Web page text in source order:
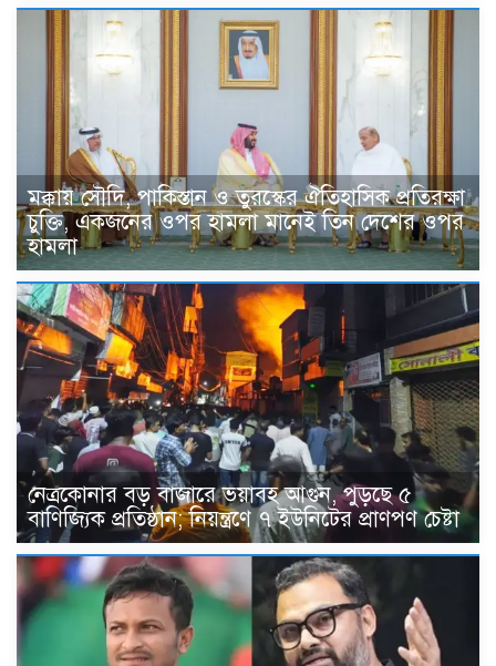
মক্কায় সৌদি, পাকিস্তান ও তুরস্কের ঐতিহাসিক প্রতিরক্ষা
চুক্তি, একজনের ওপর হামলা মানেই তিন দেশের ওপর
হামলা
নেত্রকোনার বড় বাজারে ভয়াবহ আগুন, পুড়ছে ৫
বাণিজ্যিক প্রতিষ্ঠান; নিয়ন্ত্রণে ৭ ইউনিটের প্রাণপণ চেষ্টা